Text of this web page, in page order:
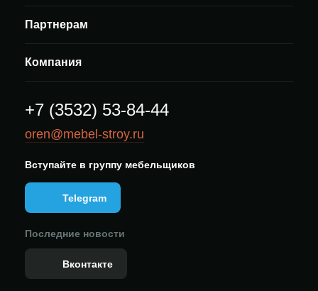
Партнерам
Компания
+7 (3532) 53-84-44
oren@mebel-stroy.ru
Вступайте в группу мебельщиков
Telegram
Последние новости
Вконтакте